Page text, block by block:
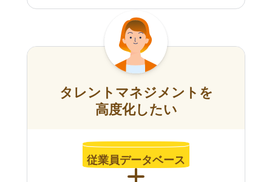
タレントマネジメントを
高度化したい
従業員データベース